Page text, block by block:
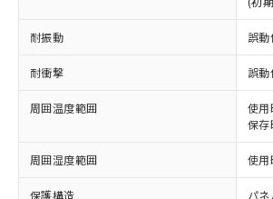
耐振動 誤
耐衝撃 誤
周囲温度範囲
使
保
周囲湿度範囲 使用
保護構造 パ
在庫状況および標準価格照
記載している更新日時点で
タに基づき作成されるもの
覧された時点での実際の在
準価格とは異なる場合があ
正式な納期状況および標準
様のお取引先、またはお客
ムロン制御機器販売店・当
六価クロム(Cr(Ⅵ)) 1000ppm以下、ポリ
類(PBB) 1000ppm以下、ポリ臭化ジフェ
(PBDE) 1000ppm以下、フタル酸ビス(2-
ル) (DEHP)(別名：DOP) 1000ppm以下、
ルベンジル（BBP） 1000ppm以下、フタ
（DBP） 1000ppm以下、フタル酸ジイ
(DIBP) 1000ppm以下
*中国RoHS10物質の基準値 (GB/T26572)：
Pb(鉛) :1000ppm、 Hg(水銀) : 1000ppm、
Cr(Ⅵ)(六価クロム) : 1000ppm、 PBBs(ポ
ニル類) : 1000ppm、 PBDEs(ポリ臭化ジ
DBP(フタル酸ジブチル) : 1000ppm、
イソブチル) : 1000ppm、 BBP(フタル酸
ル) : 1000ppm、
DEHP(フタル酸ビス(2-エチルヘキシル)) :
（以下｢規制貨物等」とい
または国外への提供する場
国政府の輸出許可(または
可)を取得するなどの必要
当社は規制貨物を破棄する
全に破砕するなど、違法に
いよう必要な手段を講じま
ル、化学兵器、生物兵器ま
○ 一定数以上の在庫あり
一定数には満たないが
在庫なし(最新の在庫状